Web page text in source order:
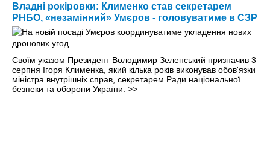
Владні рокіровки: Клименко став секретарем
РНБО, «незамінний» Умєров - головуватиме в СЗР
Своїм указом Президент Володимир Зеленський призначив 3
серпня Ігоря Клименка, який кілька років виконував обов'язки
міністра внутрішніх справ, секретарем Ради національної
безпеки та оборони України. >>